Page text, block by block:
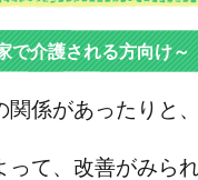
で介護される方向け～
関係があったりと
って、改善がみら